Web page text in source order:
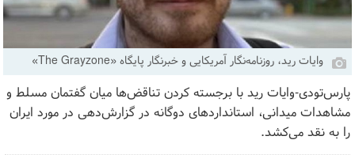
وایات رید، روزنامه‌نگار آمریکایی و خبرنگار پایگاه «The Grayzone»
پارس‌تودی-وایات رید با برجسته کردن تناقض‌ها میان گفتمان مسلط و
مشاهدات میدانی، استانداردهای دوگانه در گزارش‌دهی در مورد ایران
را به نقد می‌کشد.